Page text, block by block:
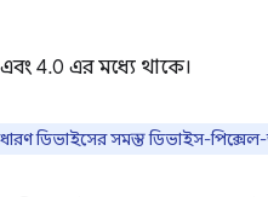
4.0 এর মধ্যে থাকে।
ডিভাইসের সমস্ত ডিভাইস-